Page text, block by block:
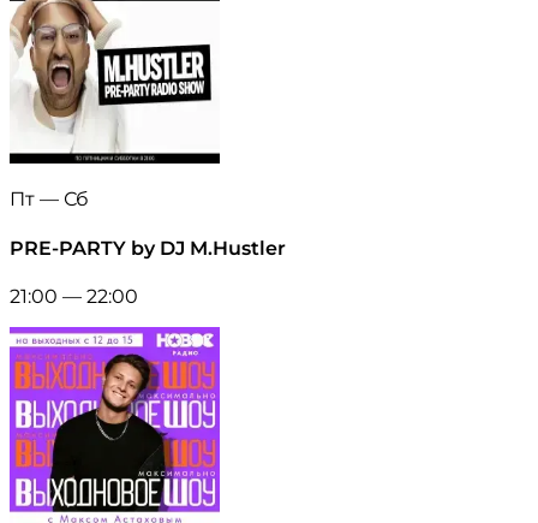
Пт — Сб
PRE-PARTY by DJ M.Hustler
21:00 — 22:00